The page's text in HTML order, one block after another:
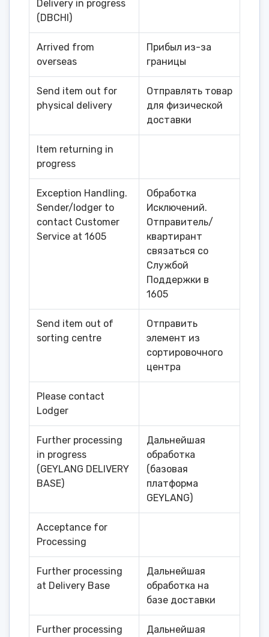
Delivery in progress
(DBCHI)
Arrived from
overseas
Прибыл из-за
границы
Send item out for
physical delivery
Отправлять товар
для физической
доставки
Item returning in
progress
Exception Handling.
Sender/lodger to
contact Customer
Service at 1605
Обработка
Исключений.
Отправитель/
квартирант
связаться со
Службой
Поддержки в
1605
Send item out of
sorting centre
Отправить
элемент из
сортировочного
центра
Please contact
Lodger
Further processing
in progress
(GEYLANG DELIVERY
BASE)
Дальнейшая
обработка
(базовая
платформа
GEYLANG)
Acceptance for
Processing
Further processing
at Delivery Base
Дальнейшая
обработка на
базе доставки
Further processing
Дальнейшая